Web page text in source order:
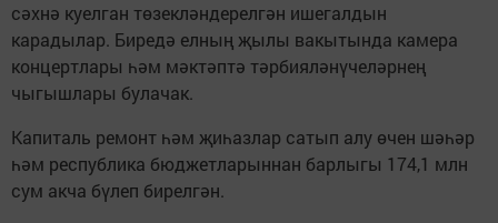
сәхнә куелган төзекләндерелгән ишегалдын
карадылар. Биредә елның җылы вакытында камера
концертлары һәм мәктәптә тәрбияләнүчеләрнең
чыгышлары булачак.
Капиталь ремонт һәм җиһазлар сатып алу өчен шәһәр
һәм республика бюджетларыннан барлыгы 174,1 млн
сум акча бүлеп бирелгән.